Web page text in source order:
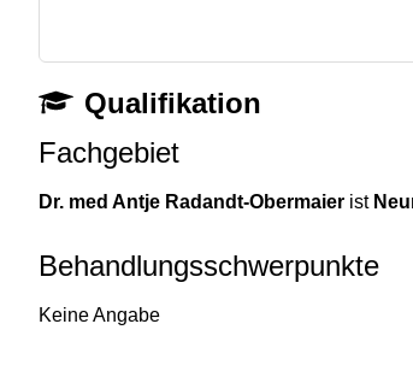
Qualifikation
Fachgebiet
Dr. med Antje Radandt-Obermaier ist
Behandlungsschwerpunkte
Keine Angabe